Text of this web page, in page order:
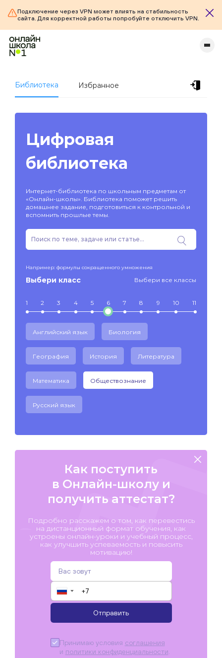
Подключение через VPN может влиять на стабильность
сайта. Для корректной работы попробуйте отключить VPN.
Библиотека Избранное
Цифровая
библиотека
Интернет-библиотека по школьным предметам от
«Онлайн-школы». Библиотека поможет решить
домашнее задание, подготовиться к контрольной и
вспомнить прошлые темы.
Например: формулы сокращенного умножения
Выбери класс Выбери все классы
1 2 3 4 5 6 7 8 9 10 11
Английский язык Биология
География История Литература
Математика Обществознание
Русский язык
Как поступить
в Онлайн-школу и
получить аттестат?
Подробно расскажем о том, как перевестись
на дистанционный формат обучения, как
устроены онлайн-уроки и учебный процесс,
как улучшить успеваемость и повысить
мотивацию!
▼
Отправить
Принимаю условия соглашения
и политики конфиденциальности